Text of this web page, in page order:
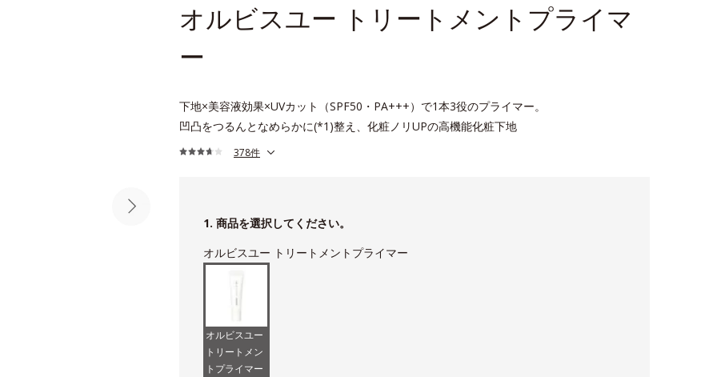
オルビスユー トリートメントプライマ
ー
下地×美容液効果×UVカット（SPF50・PA+++）で1本3役のプライマー。
凹凸をつるんとなめらかに(*1)整え、化粧ノリUPの高機能化粧下地
378件
1. 商品を選択してください。
オルビスユー トリートメントプライマー
オルビスユー
トリートメン
トプライマー